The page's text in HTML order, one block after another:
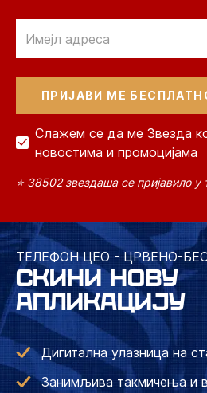
Слажем се да ме Звезда
новостима и промоцијама
⭐ 38502 звездаша се пријавило
ТЕЛЕФОН ЦЕО - ЦРВЕНО-
СКИНИ НОВУ
АПЛИКАЦИЈУ
Дигитална улазница на
Занимљива такмичења и